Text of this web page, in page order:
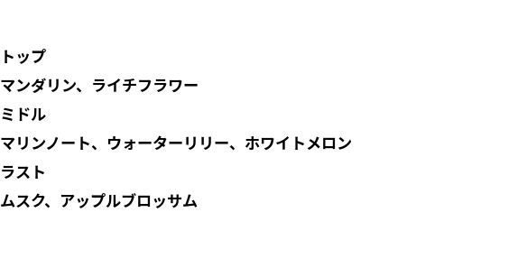
トップ
マンダリン、ライチフラワー
ミドル
マリンノート、ウォーターリリー、ホワイトメロン
ラスト
ムスク、アップルブロッサム